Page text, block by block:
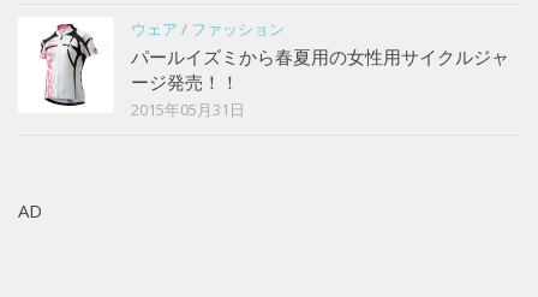
ウェア / ファッション
パールイズミから春夏用の女性用サイクルジャ
ージ発売！！
2015年05月31日
AD